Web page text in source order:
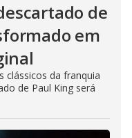
de
em
clássicos da franquia
de Paul King será